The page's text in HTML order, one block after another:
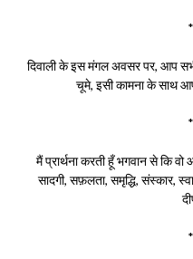
दिवाली के इस मंगल अवसर पर, आप
चूमे, इसी कामना के साथ आप
मैं प्रार्थना करती हूँ भगवान से कि
सादगी, सफ़लता, समृद्धि, संस्कार,